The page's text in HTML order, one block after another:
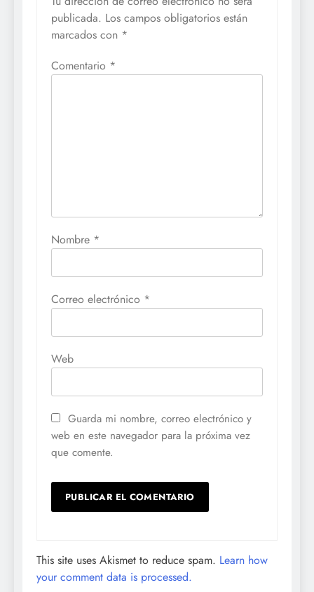
publicada. Los campos obligatorios están
marcados con *
Comentario *
Nombre *
Correo electrónico *
Web
Guarda mi nombre, correo electrónico y
web en este navegador para la próxima vez
que comente.
This site uses Akismet to reduce spam. Learn how
your comment data is processed.